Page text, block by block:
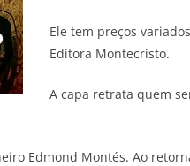
Ele tem preços
Editora Montecristo.
A capa retrata quem
Edmond Montés. Ao